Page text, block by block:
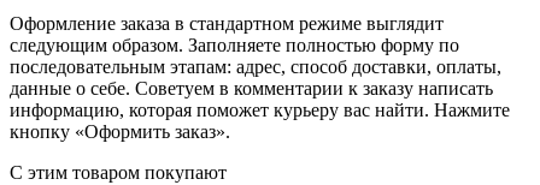
Оформление заказа в стандартном режиме выглядит
следующим образом. Заполняете полностью форму по
последовательным этапам: адрес, способ доставки, оплаты,
данные о себе. Советуем в комментарии к заказу написать
информацию, которая поможет курьеру вас найти. Нажмите
кнопку «Оформить заказ».
С этим товаром покупают